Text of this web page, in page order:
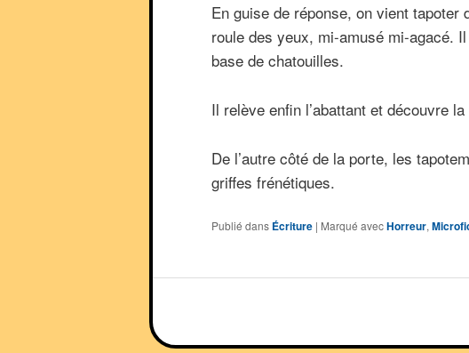
En guise de réponse, on vient
roule des yeux, mi-amusé mi-agacé.
base de chatouilles.
Il relève enfin l’abattant et découvre
De l’autre côté de la porte, les
griffes frénétiques.
Publié dans Écriture | Marqué avecHorreur,